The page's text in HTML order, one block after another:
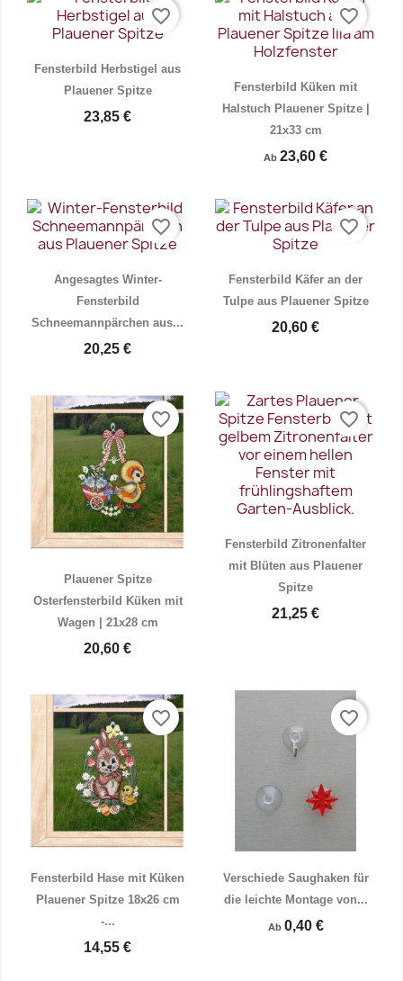
Vorschau
Fensterbild Herbstigel aus
Plauener Spitze
23,85 €
favorite_border
Vorschau
Fensterbild Küken mit
Halstuch Plauener Spitze |
21x33 cm
Ab 23,60 €
favorite_border
Vorschau
Angesagtes Winter-
Fensterbild
Schneemannpärchen aus...
20,25 €
favorite_border
Vorschau
Fensterbild Käfer an der
Tulpe aus Plauener Spitze
20,60 €
favorite_border
 Vorschau
Plauener Spitze
Osterfensterbild Küken mit
Wagen | 21x28 cm
20,60 €
favorite_border
Fensterbild Zitronenfalter
mit Blüten aus Plauener
Spitze
21,25 €
favorite_border
Fensterbild Hase mit Küken
Plauener Spitze 18x26 cm
-...
14,55 €
favorite_border
Vorschau
Verschiede Saughaken für
die leichte Montage von...
Ab 0,40 €
favorite_border